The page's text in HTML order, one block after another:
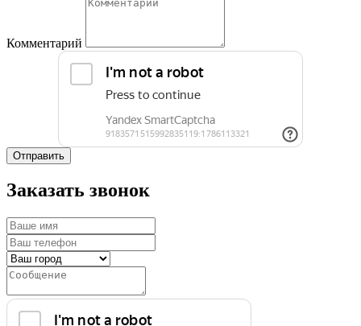
Комментарий
Отправить
Заказать звонок